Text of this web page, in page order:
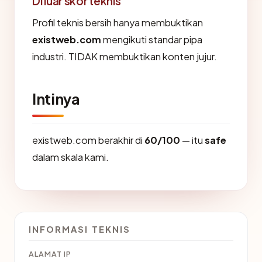
Profil teknis bersih hanya membuktikan
existweb.commengikuti standar pipa
industri. TIDAK membuktikan konten jujur.
Intinya
existweb.com berakhir di 60/100 — itusafe
dalam skala kami.
INFORMASI TEKNIS
ALAMAT IP